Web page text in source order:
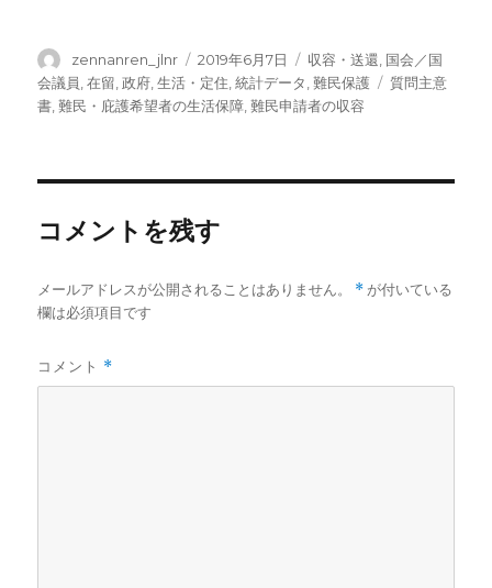
投
稿
者
zennanren_jlnr
投
稿
日:
2019年6月7日
カ
テ
ゴ
収容・送還 国会／国
会議員 ,在留 ,政府 ,生活・定住 ,統計データ ,難民保護
タ
質問主意
書 ,難民・庇護希望者の生活保障 ,難民申請者の収容
コメントを残す
メールアドレスが公開されることはありません。 * が付いている
欄は必須項目です
コメント *